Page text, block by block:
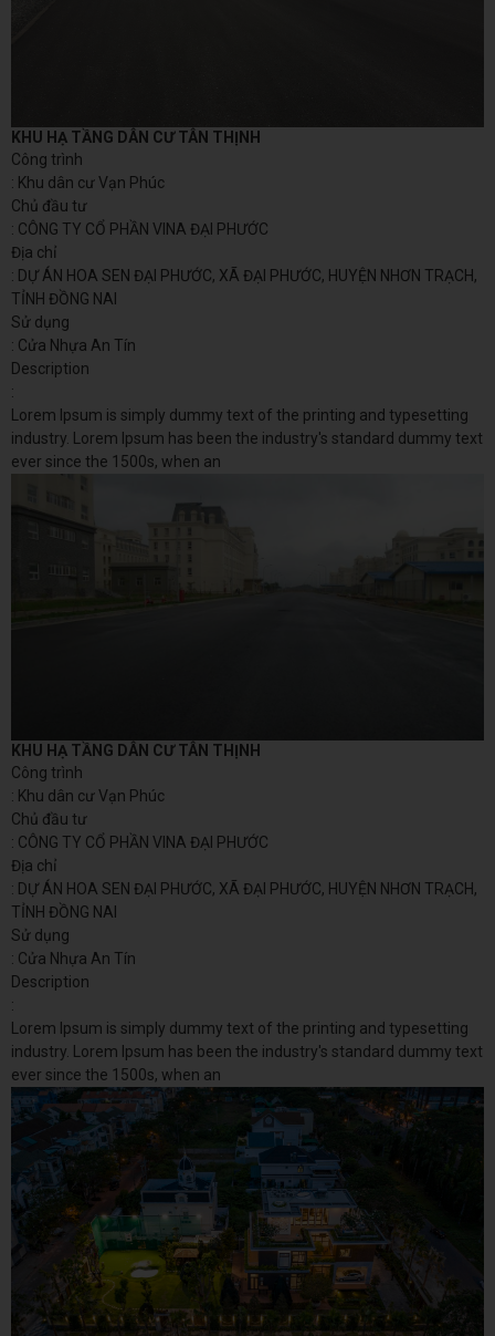
KHU HẠ TẦNG DÂN CƯ TÂN THỊNH
Công trình
: Khu dân cư Vạn Phúc
Chủ đầu tư
: CÔNG TY CỔ PHẦN VINA ĐẠI PHƯỚC
Địa chỉ
: DỰ ÁN HOA SEN ĐẠI PHƯỚC, XÃ ĐẠI PHƯỚC, HUYỆN NHƠN TRẠCH,
TỈNH ĐỒNG NAI
Sử dụng
: Cửa Nhựa An Tín
Description
:
Lorem Ipsum is simply dummy text of the printing and typesetting
industry. Lorem Ipsum has been the industry's standard dummy text
ever since the 1500s, when an
KHU HẠ TẦNG DÂN CƯ TÂN THỊNH
Công trình
: Khu dân cư Vạn Phúc
Chủ đầu tư
: CÔNG TY CỔ PHẦN VINA ĐẠI PHƯỚC
Địa chỉ
: DỰ ÁN HOA SEN ĐẠI PHƯỚC, XÃ ĐẠI PHƯỚC, HUYỆN NHƠN TRẠCH,
TỈNH ĐỒNG NAI
Sử dụng
: Cửa Nhựa An Tín
Description
:
Lorem Ipsum is simply dummy text of the printing and typesetting
industry. Lorem Ipsum has been the industry's standard dummy text
ever since the 1500s, when an